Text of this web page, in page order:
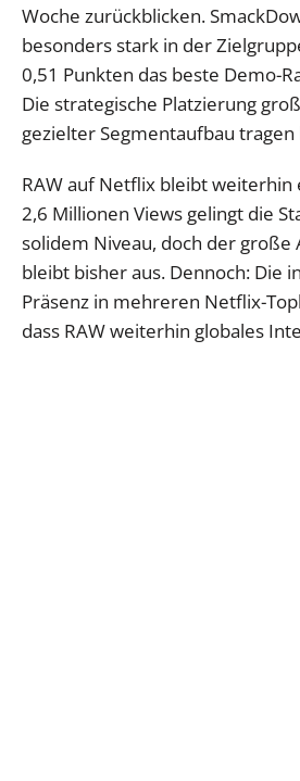
Woche zurückblicken.
besonders stark in der
0,51 Punkten das beste Demo-
Die strategische Platzierung
gezielter Segmentaufbau
RAW auf Netflix bleibt weiterhin
2,6 Millionen Views gelingt die
solidem Niveau, doch der
bleibt bisher aus. Dennoch: Die
Präsenz in mehreren Netflix-
dass RAW weiterhin globales